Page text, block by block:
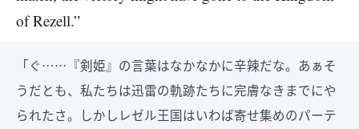
of Rezell.”
「ぐ……『剣姫』の言葉はなかなかに辛辣だな。あぁそ
うだとも、私たちは迅雷の軌跡たちに完膚なきまでにや
られたさ。しかしレゼル王国はいわば寄せ集めのパーテ